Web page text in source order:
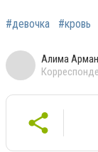
#девочка #кровь
Алима